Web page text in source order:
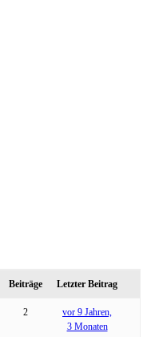
Beiträge Letzter Beitrag
2
vor 9 Jahren,
3 Monaten